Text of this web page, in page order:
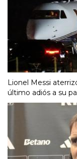
Lionel Messi
último adiós a su